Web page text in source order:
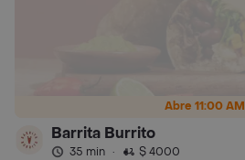
Abre 11:00 AM
Barrita Burrito
35 min · $ 4000